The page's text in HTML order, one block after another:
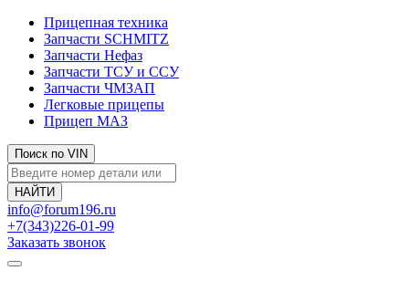
Прицепная техника
Запчасти SCHMITZ
Запчасти Нефаз
Запчасти ТСУ и ССУ
Запчасти ЧМЗАП
Легковые прицепы
Прицеп МАЗ
Поиск по VIN
info@forum196.ru
+7(343)226-01-99
Заказать звонок